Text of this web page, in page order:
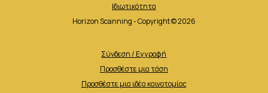
Ιδιωτικότητα
Horizon Scanning - Copyright © 2026
Σύνδεση / Εγγραφή
Προσθέστε μια τάση
Προσθέστε μια ιδέα καινοτομίας